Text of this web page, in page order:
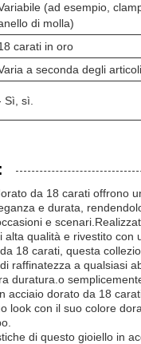
(ad esempio,
di molla)
carati in oro
a seconda degli articoli
Sì, sì.
da 18 carati offrono
e durata,
e
alta qualità e rivestito con
18 carati, questa
raffinatezza a qualsiasi
duratura.o
acciaio dorato da 18
look con il suo colore
di questo gioiello in